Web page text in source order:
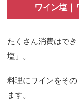
ワイン塩｜
たくさん消費はで
塩」。
料理にワインをそ
ます。